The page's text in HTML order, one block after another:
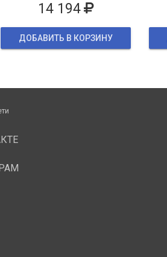
14 194
ДОБАВИТЬ В КОРЗИНУ